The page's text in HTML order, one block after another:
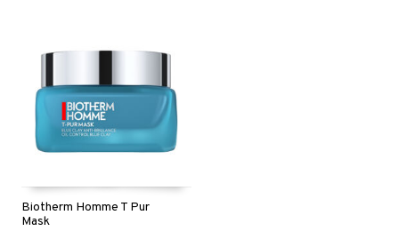
Biotherm Homme T Pur
Mask